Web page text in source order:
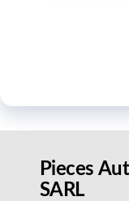
Pieces
SARL